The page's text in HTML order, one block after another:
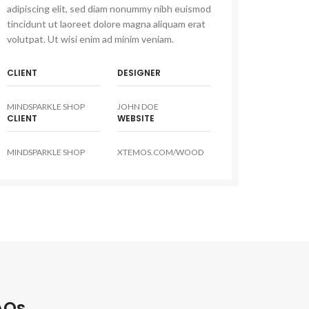
adipiscing elit, sed diam nonummy nibh euismod
tincidunt ut laoreet dolore magna aliquam erat
volutpat. Ut wisi enim ad minim veniam.
CLIENT
MINDSPARKLE SHOP
DESIGNER
JOHN DOE
CLIENT
MINDSPARKLE SHOP
WEBSITE
XTEMOS.COM/WOOD